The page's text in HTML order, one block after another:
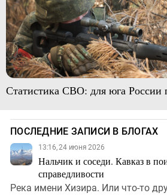
Статистика СВО: для юга России
ПОСЛЕДНИЕ ЗАПИСИ В БЛОГАХ
13:16, 24 июня 2026
Нальчик и соседи. Кавказ в
справедливости
Река имени Хизира. Или что-то